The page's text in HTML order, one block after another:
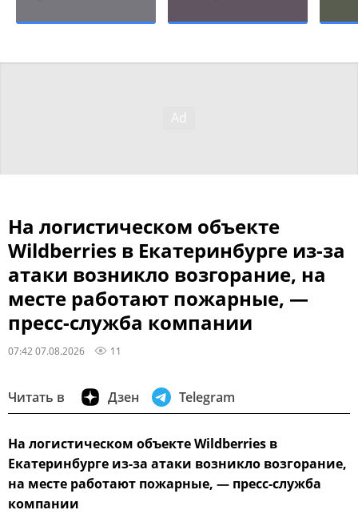
На логистическом объекте
Wildberries в Екатеринбурге из-за
атаки возникло возгорание, на
месте работают пожарные, —
пресс-служба компании
07:42 07.08.2026 11
Читать в Дзен Telegram
На логистическом объекте Wildberries в
Екатеринбурге из-за атаки возникло возгорание,
на месте работают пожарные, — пресс-служба
компании